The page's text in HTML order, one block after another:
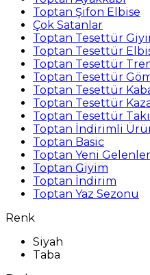
Toptan Şifon Elbise
Çok Satanlar
Toptan Tesettür
Toptan Tesettür
Toptan Tesettür
Toptan Tesettür
Toptan Tesettür
Toptan Tesettür
Toptan Tesettür
Toptan İndirimli
Toptan Basic
Toptan Yeni Gelenler
Toptan Giyim
Toptan İndirim
Toptan Yaz Sezonu
Renk
Siyah
Taba